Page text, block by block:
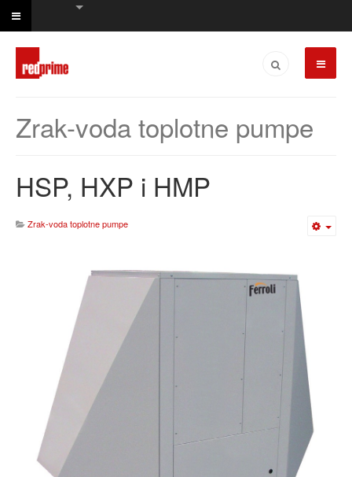
Zrak-voda toplotne pumpe
HSP, HXP i HMP
Zrak-voda toplotne pumpe